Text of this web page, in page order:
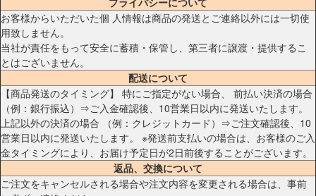
お客様からいただいた個 人情報は商品の発送とご連絡以外には一切使
用致しません。
当社が責任をもって安全に蓄積・保管し、第三者に譲渡・提供するこ
とはございません。
配送について
【商品発送のタイミング】 特にご指定がない場合、 前払い決済の場合
（例：銀行振込）⇒ご入金確認後、10営業日以内に発送いたします。
上記以外の決済の場合 （例：クレジットカード）⇒ご注文確認後、10
営業日以内に発送いたします。 ※発送前支払いの場合は、お客様のご入
金タイミングにより、お届け予定日が2日前後することがございます。
返品、交換について
ご注文をキャンセルされる場合や注文内容を変更される場合は、事前